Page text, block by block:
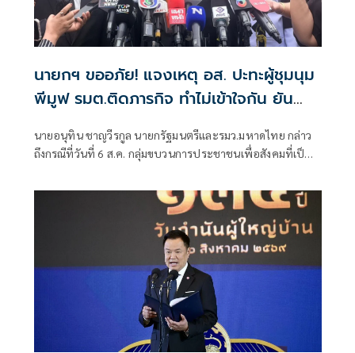
นายกฯ ขออภัย! แจงเหตุ อส. ปะทะผู้ชุมนุม
พีมูฟ รมต.ติดภารกิจ ทำไม่เข้าใจกัน ยัน
นายอนุทิน ชาญวีรกูล นายกรัฐมนตรีและรมว.มหาดไทย กล่าว
ถึงกรณีที่วันที่ 6 ส.ค. กลุ่มขบวนการประชาชนเพื่อสังคมที่เป็น
การกำชับเพื่อไม่ให้เกิดการบานปลายอย่างไรหรือไม่ ว่า เมื่อวัน